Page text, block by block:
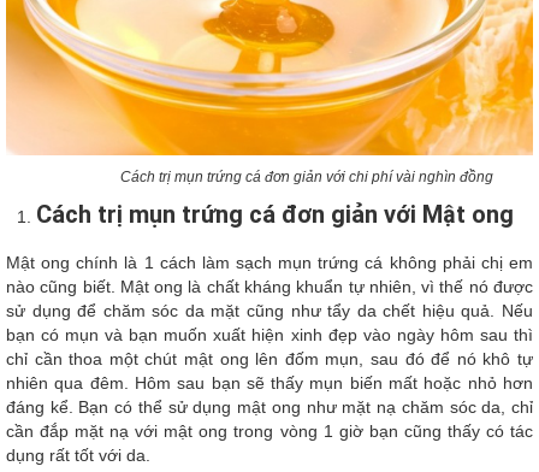
Cách trị mụn trứng cá đơn giản với chi phí vài nghìn đồng
Cách trị mụn trứng cá đơn giản với Mật ong
Mật ong chính là 1 cách làm sạch mụn trứng cá không phải chị em
nào cũng biết. Mật ong là chất kháng khuẩn tự nhiên, vì thế nó được
sử dụng để chăm sóc da mặt cũng như tẩy da chết hiệu quả. Nếu
bạn có mụn và bạn muốn xuất hiện xinh đẹp vào ngày hôm sau thì
chỉ cần thoa một chút mật ong lên đốm mụn, sau đó để nó khô tự
nhiên qua đêm. Hôm sau bạn sẽ thấy mụn biến mất hoặc nhỏ hơn
đáng kể. Bạn có thể sử dụng mật ong như mặt nạ chăm sóc da, chỉ
cần đắp mặt nạ với mật ong trong vòng 1 giờ bạn cũng thấy có tác
dụng rất tốt với da.